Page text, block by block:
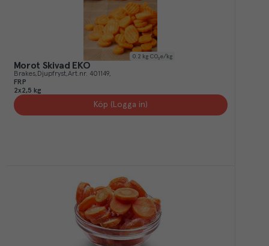
0.2 kg CO₂e/kg
Morot Skivad EKO
Brakes Djupfryst Art.nr. 401149
FRP
2x2,5 kg
Köp (Logga in)